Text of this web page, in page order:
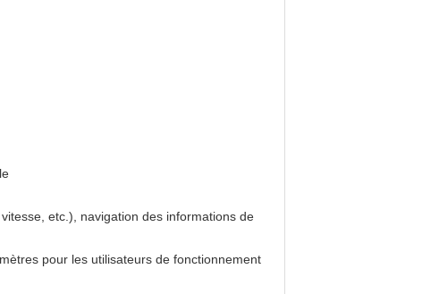
etc.), navigation des informations de
pour les utilisateurs de fonctionnement